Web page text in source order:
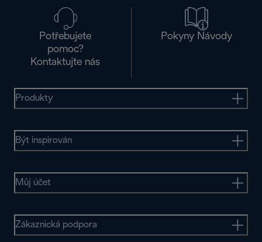
Potřebujete
pomoc?
Kontaktujte nás
Pokyny Návody
Produkty
Být inspirován
Můj účet
Zákaznická podpora